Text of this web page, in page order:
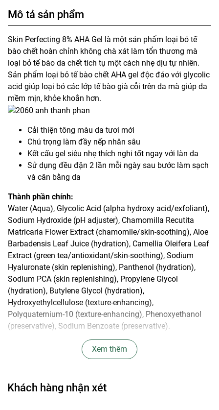
Mô tả sản phẩm
Skin Perfecting 8% AHA Gel là một sản phẩm loại bỏ tế
bào chết hoàn chỉnh không chà xát làm tổn thương mà
loại bỏ tế bào da chết tích tụ một cách nhẹ dịu tự nhiên.
Sản phẩm loại bỏ tế bào chết AHA gel độc đáo với glycolic
acid giúp loại bỏ các lớp tế bào già cỗi trên da mà giúp da
mềm mịn, khỏe khoắn hơn.
Cải thiện tông màu da tươi mới
Chú trọng làm đầy nếp nhăn sâu
Kết cấu gel siêu nhẹ thích nghi tốt ngay với làn da
Sử dụng đều đặn 2 lần mỗi ngày sau bước làm sạch
và cân bằng da
Thành phần chính:
Water (Aqua), Glycolic Acid (alpha hydroxy acid/exfoliant),
Sodium Hydroxide (pH adjuster), Chamomilla Recutita
Matricaria Flower Extract (chamomile/skin-soothing), Aloe
Barbadensis Leaf Juice (hydration), Camellia Oleifera Leaf
Extract (green tea/antioxidant/skin-soothing), Sodium
Hyaluronate (skin replenishing), Panthenol (hydration),
Sodium PCA (skin replenishing), Propylene Glycol
(hydration), Butylene Glycol (hydration),
Hydroxyethylcellulose (texture-enhancing),
Polyquaternium-10 (texture-enhancing), Phenoxyethanol
(preservative), Sodium Benzoate (preservative).
Lưu ý: Thành phần và bao bì của sản phẩm có thể thay
đổi ít nhiều tuỳ theo lô hàng nhập từ Hãng.
Thoa trực tiếp trên da với lượng vừa đủ từ một hoặc hai
Xem thêm
Khách hàng nhận xét